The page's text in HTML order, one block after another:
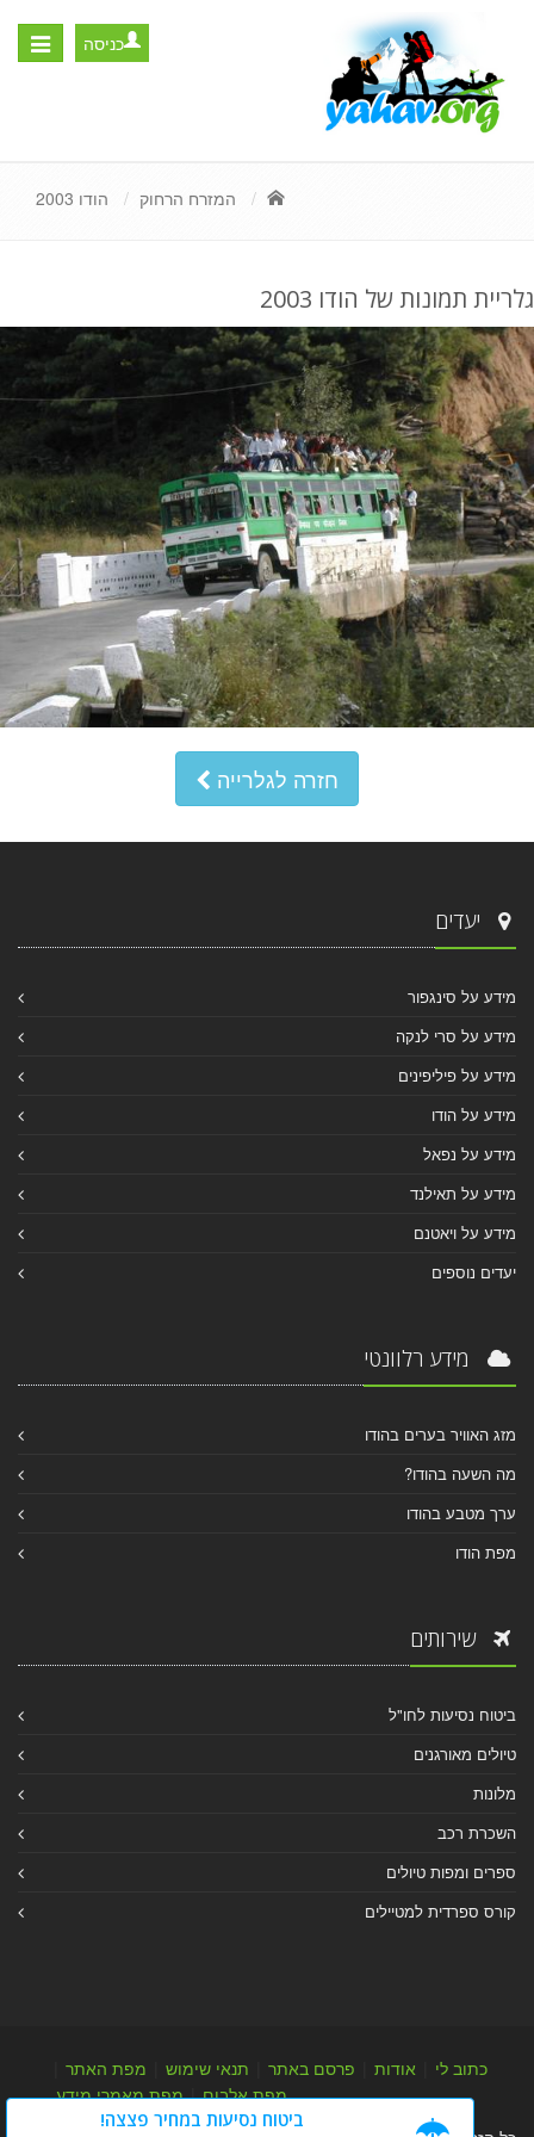
Toggle
כניסה
המזרח הרחוק הודו 2003
גלריית תמונות של הודו 2003
חזרה לגלרייה
יעדים
מידע על סינגפור
מידע על סרי לנקה
מידע על פיליפינים
מידע על הודו
מידע על נפאל
מידע על תאילנד
מידע על ויאטנם
יעדים נוספים
מידע רלוונטי
מזג האוויר בערים בהודו
מה השעה בהודו?
ערך מטבע בהודו
מפת הודו
שירותים
ביטוח נסיעות לחו"ל
טיולים מאורגנים
מלונות
השכרת רכב
ספרים ומפות טיולים
קורס ספרדית למטיילים
כתוב לי אודות פרסם באתר תנאי שימוש מפת האתר
מפת אלבום|מפת מאמרי מידע
ביטוח נסיעות במחיר פצצה!